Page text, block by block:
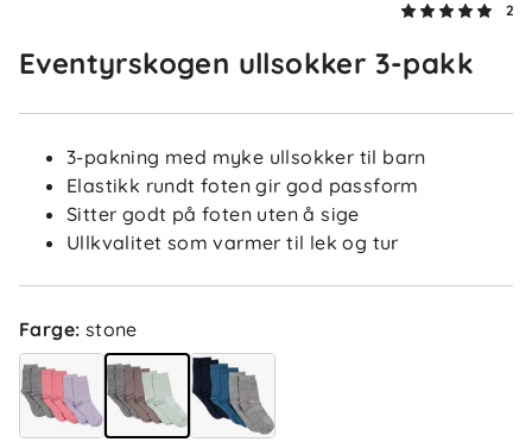
2
Eventyrskogen ullsokker 3-pakk
3-pakning med myke ullsokker til barn
Elastikk rundt foten gir god passform
Sitter godt på foten uten å sige
Ullkvalitet som varmer til lek og tur
Farge: stone